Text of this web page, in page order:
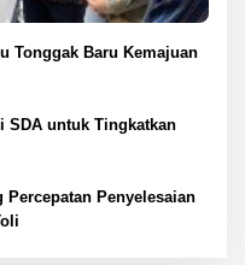
Tonggak Baru Kemajuan
SDA untuk Tingkatkan
Percepatan Penyelesaian